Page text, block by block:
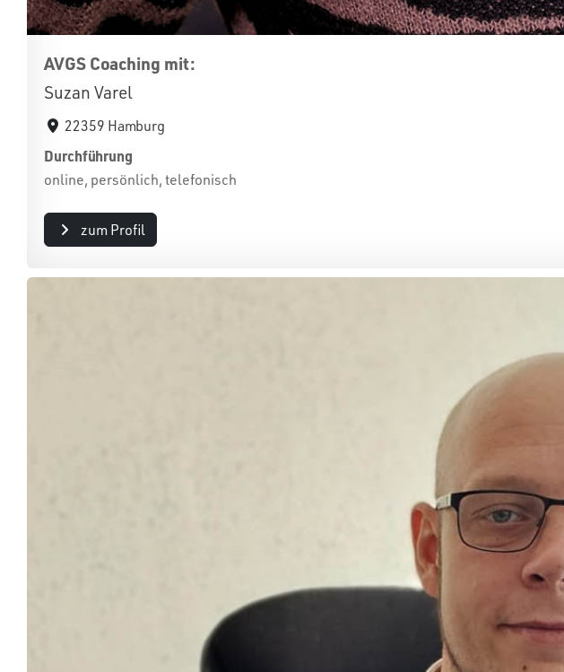
AVGS Coaching mit:
Suzan Varel
22359 Hamburg
Durchführung
online, persönlich, telefonisch
zum Profil